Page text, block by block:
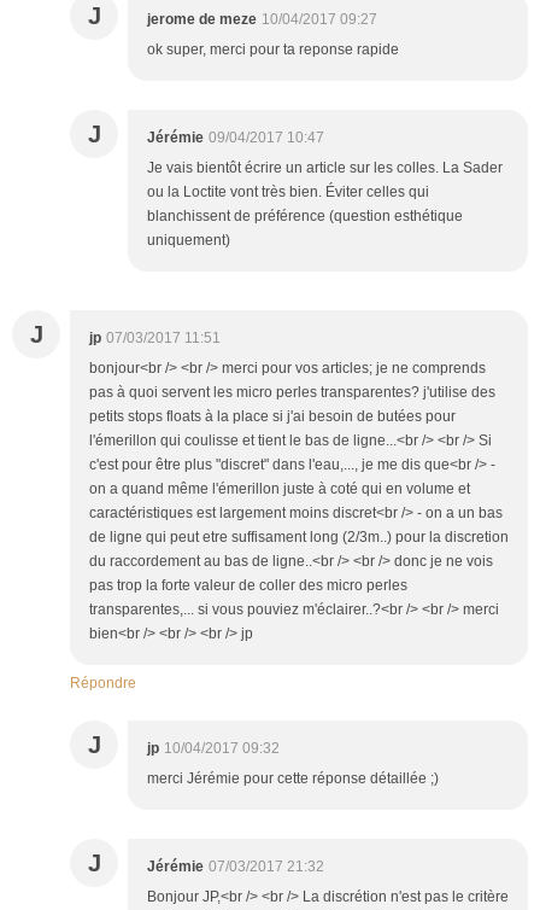
J jerome de meze 10/04/2017 09:27
ok super, merci pour ta reponse rapide
J Jérémie 09/04/2017 10:47
Je vais bientôt écrire un article sur les colles. La Sader
ou la Loctite vont très bien. Éviter celles qui
blanchissent de préférence (question esthétique
uniquement)
J jp 07/03/2017 11:51
bonjour<br /> <br /> merci pour vos articles; je ne comprends
pas à quoi servent les micro perles transparentes? j'utilise des
petits stops floats à la place si j'ai besoin de butées pour
l'émerillon qui coulisse et tient le bas de ligne...<br /> <br /> Si
c'est pour être plus "discret" dans l'eau,..., je me dis que<br /> -
on a quand même l'émerillon juste à coté qui en volume et
caractéristiques est largement moins discret<br /> - on a un bas
de ligne qui peut etre suffisament long (2/3m..) pour la discretion
du raccordement au bas de ligne..<br /> <br /> donc je ne vois
pas trop la forte valeur de coller des micro perles
transparentes,... si vous pouviez m'éclairer..?<br /> <br /> merci
bien<br /> <br /> <br /> jp
Répondre
J jp 10/04/2017 09:32
merci Jérémie pour cette réponse détaillée ;)
J Jérémie 07/03/2017 21:32
Bonjour JP,<br /> <br /> La discrétion n'est pas le critère